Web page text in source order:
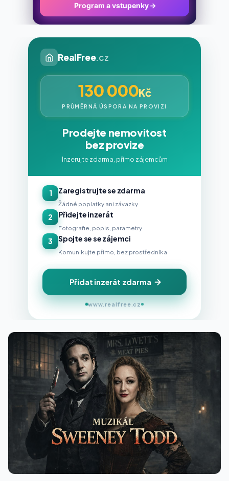
Program a vstupenky→
RealFree.cz
130 000Kč
PRŮMĚRNÁ ÚSPORA NA PROVIZI
Prodejte nemovitost
bez provize
Inzerujte zdarma, přímo zájemcům
1 Zaregistrujte se zdarma
Žádné poplatky ani závazky
2 Přidejte inzerát
Fotografie, popis, parametry
3 Spojte se se zájemci
Komunikujte přímo, bez prostředníka
Přidat inzerát zdarma
www.realfree.cz